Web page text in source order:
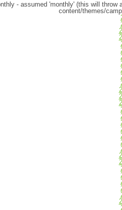
- assumed 'monthly' (this will throw
content/themes/